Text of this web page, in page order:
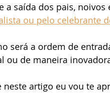
Eventos
casamentos Organizando
Site de Casamento
a saída dos pais, noivos
ou pelo celebrante
será a ordem de
ou de maneira
artigo eu vou te